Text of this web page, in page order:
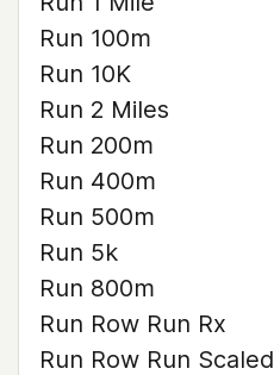
Run 100m
Run 10K
Run 2 Miles
Run 200m
Run 400m
Run 500m
Run 5k
Run 800m
Run Row Run Rx
Run Row Run Scaled